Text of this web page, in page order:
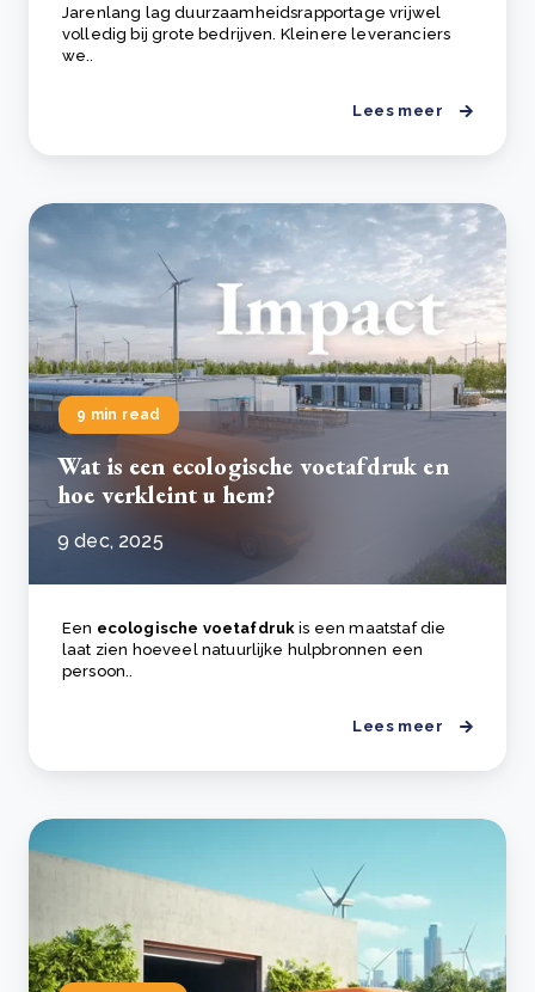
Jarenlang lag duurzaamheidsrapportage vrijwel
volledig bij grote bedrijven. Kleinere leveranciers
we..
Lees meer
9 min read
Wat is een ecologische voetafdruk en
hoe verkleint u hem?
9 dec, 2025
Een ecologische voetafdruk is een maatstaf die
laat zien hoeveel natuurlijke hulpbronnen een
persoon..
Lees meer